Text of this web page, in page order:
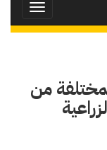
Toggle
من